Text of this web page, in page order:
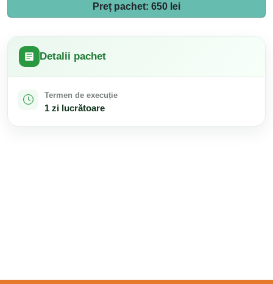
Preț pachet: 650 lei
Detalii pachet
Termen de execuție
1 zi lucrătoare